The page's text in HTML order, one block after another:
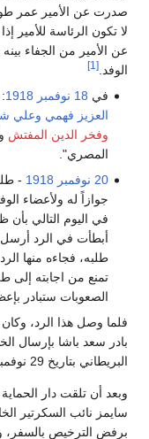
صدرت عن الأمير عمر
لا تكون الرئاسة
عن الأمير من الجفاء
الوفد. [1]
في 18 نوفمبر 1918
العزيز فهمي وعلي
وفخر الدين المفتش
المصري".
20 نوفمبر
1918
-
جوازاً له ولأعضاء
في اليوم التالي
طلبه، فجاءه منها
تمنع من اجابته إلى
الصعوبات ستبادر
فلما وصل هذا الرد،
بادر سعد باشا بإرسال
البريطاني بتاريخ 29 نوفمبر سنة 1918، قال:
وبعد أن تلقت دار
سايمز نائب السكرتير
برفض الترخيص بالسفر،